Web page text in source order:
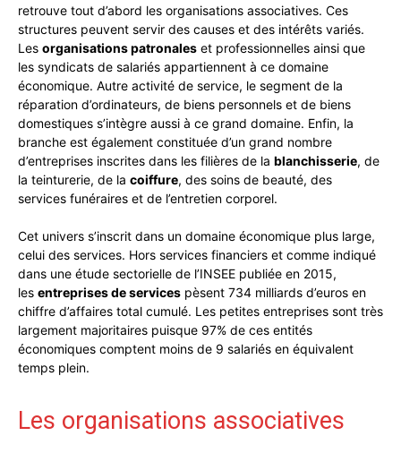
retrouve tout d’abord les organisations associatives. Ces
structures peuvent servir des causes et des intérêts variés.
Les organisations patronales et professionnelles ainsi que
les syndicats de salariés appartiennent à ce domaine
économique. Autre activité de service, le segment de la
réparation d’ordinateurs, de biens personnels et de biens
domestiques s’intègre aussi à ce grand domaine. Enfin, la
branche est également constituée d’un grand nombre
d’entreprises inscrites dans les filières de la blanchisserie, de
la teinturerie, de la coiffure, des soins de beauté, des
services funéraires et de l’entretien corporel.
Cet univers s’inscrit dans un domaine économique plus large,
celui des services. Hors services financiers et comme indiqué
dans une étude sectorielle de l’INSEE publiée en 2015,
les entreprises de services pèsent 734 milliards d’euros en
chiffre d’affaires total cumulé. Les petites entreprises sont très
largement majoritaires puisque 97% de ces entités
économiques comptent moins de 9 salariés en équivalent
temps plein.
Les organisations associatives